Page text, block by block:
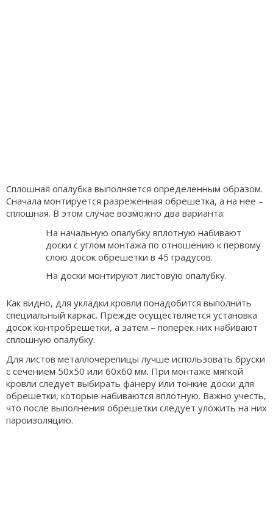
Сплошная опалубка выполняется определенным образом.
Сначала монтируется разреженная обрешетка, а на нее –
сплошная. В этом случае возможно два варианта:
На начальную опалубку вплотную набивают
доски с углом монтажа по отношению к первому
слою досок обрешетки в 45 градусов.
На доски монтируют листовую опалубку.
Как видно, для укладки кровли понадобится выполнить
специальный каркас. Прежде осуществляется установка
досок контробрешетки, а затем – поперек них набивают
сплошную опалубку.
Для листов металлочерепицы лучше использовать бруски
с сечением 50х50 или 60х60 мм. При монтаже мягкой
кровли следует выбирать фанеру или тонкие доски для
обрешетки, которые набиваются вплотную. Важно учесть,
что после выполнения обрешетки следует уложить на них
пароизоляцию.